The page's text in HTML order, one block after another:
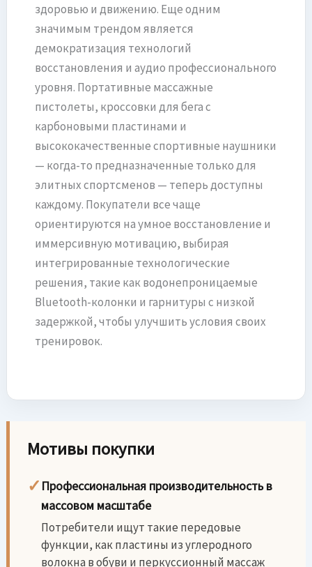
здоровью и движению. Еще одним
значимым трендом является
демократизация технологий
восстановления и аудио профессионального
уровня. Портативные массажные
пистолеты, кроссовки для бега с
карбоновыми пластинами и
высококачественные спортивные наушники
— когда-то предназначенные только для
элитных спортсменов — теперь доступны
каждому. Покупатели все чаще
ориентируются на умное восстановление и
иммерсивную мотивацию, выбирая
интегрированные технологические
решения, такие как водонепроницаемые
Bluetooth-колонки и гарнитуры с низкой
задержкой, чтобы улучшить условия своих
тренировок.
Мотивы покупки
✓ Профессиональная производительность в
массовом масштабе
Потребители ищут такие передовые
функции, как пластины из углеродного
волокна в обуви и перкуссионный массаж